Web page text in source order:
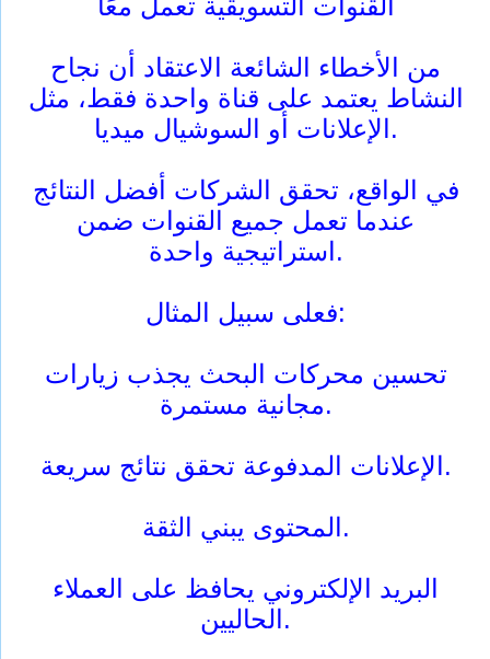
من الأخطاء الشائعة الاعتقاد أن نجاح
النشاط يعتمد على قناة واحدة فقط، مثل
الإعلانات أو السوشيال ميديا.
في الواقع، تحقق الشركات أفضل النتائج
عندما تعمل جميع القنوات ضمن
استراتيجية واحدة.
فعلى سبيل المثال:
تحسين محركات البحث يجذب زيارات
مجانية مستمرة.
الإعلانات المدفوعة تحقق نتائج سريعة.
المحتوى يبني الثقة.
البريد الإلكتروني يحافظ على العملاء
الحاليين.